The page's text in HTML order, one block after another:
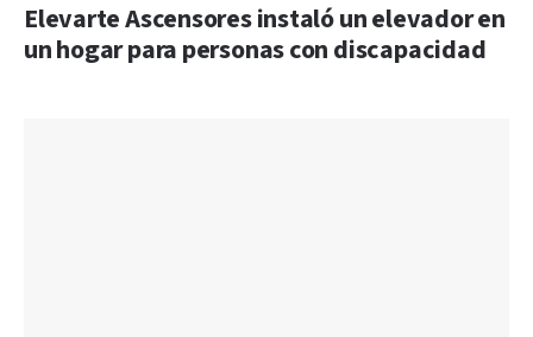
Elevarte Ascensores instaló un elevador en
un hogar para personas con discapacidad